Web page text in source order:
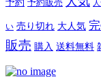
予約 予約販売
い 売り切れ 大人気
販売 購入 送料無料